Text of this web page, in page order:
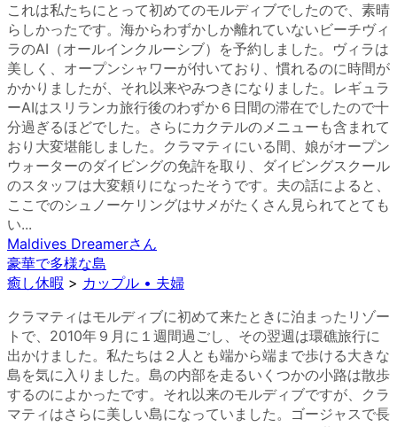
これは私たちにとって初めてのモルディブでしたので、素晴
らしかったです。海からわずかしか離れていないビーチヴィ
ラのAI（オールインクルーシブ）を予約しました。ヴィラは
美しく、オープンシャワーが付いており、慣れるのに時間が
かかりましたが、それ以来やみつきになりました。レギュラ
ーAIはスリランカ旅行後のわずか６日間の滞在でしたので十
分過ぎるほどでした。さらにカクテルのメニューも含まれて
おり大変堪能しました。クラマティにいる間、娘がオープン
ウォーターのダイビングの免許を取り、ダイビングスクール
のスタッフは大変頼りになったそうです。夫の話によると、
ここでのシュノーケリングはサメがたくさん見られてとても
い...
Maldives Dreamerさん
豪華で多様な島
癒し休暇 > カップル • 夫婦
クラマティはモルディブに初めて来たときに泊まったリゾー
トで、2010年９月に１週間過ごし、その翌週は環礁旅行に
出かけました。私たちは２人とも端から端まで歩ける大きな
島を気に入りました。島の内部を走るいくつかの小路は散歩
するのによかったです。それ以来のモルディブですが、クラ
マティはさらに美しい島になっていました。ゴージャスで長